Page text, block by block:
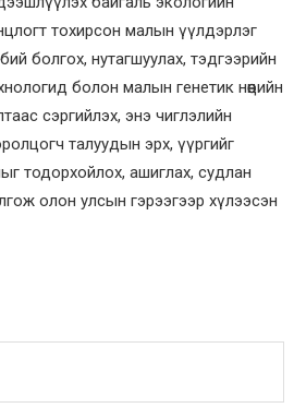
тохирсон малын үүлдэрлэг
болгох, нутагшуулах, тэдгээрийн
болон малын генетик нөөцийн
сэргийлэх, энэ чиглэлийн
талуудын эрх, үүргийг
тодорхойлох, ашиглах, судлан
олон улсын гэрээгээр хүлээсэн